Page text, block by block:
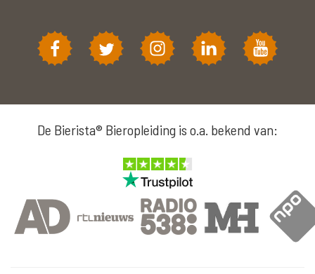
De Bierista® Bieropleiding is o.a. bekend van: